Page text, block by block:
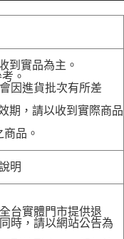
到實品為主。
。
因進貨批次有所差
期，請以收到實際商品
品。
明
台實體門市提供退
時，請以網站公告為